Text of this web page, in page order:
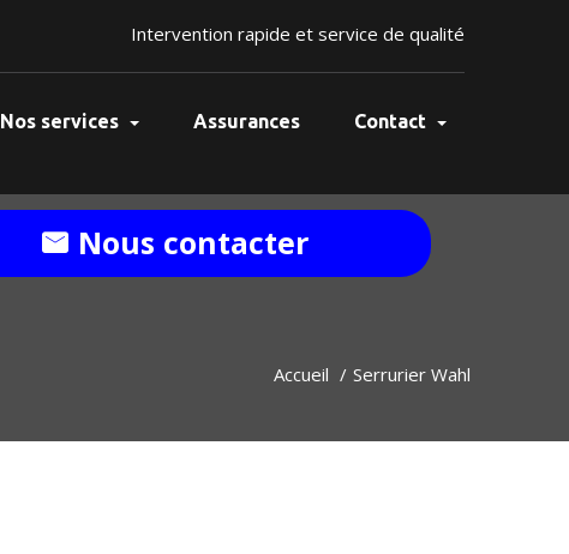
Intervention rapide et service de qualité
Nos services Assurances Contact
Nous contacter
Accueil Serrurier Wahl